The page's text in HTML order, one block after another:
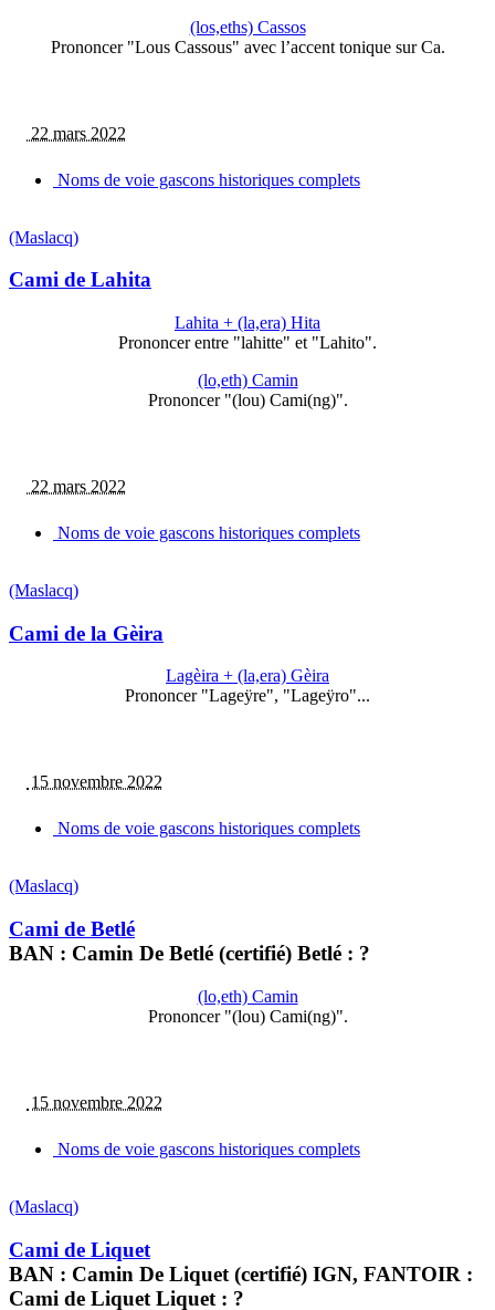
(los,eths) Cassos
Prononcer "Lous Cassous" avec l’accent tonique sur Ca.
22 mars 2022
Noms de voie gascons historiques complets
(Maslacq)
Cami de Lahita
Lahita + (la,era) Hita
Prononcer entre "lahitte" et "Lahito".
(lo,eth) Camin
Prononcer "(lou) Cami(ng)".
22 mars 2022
Noms de voie gascons historiques complets
(Maslacq)
Cami de la Gèira
Lagèira + (la,era) Gèira
Prononcer "Lageÿre", "Lageÿro"...
15 novembre 2022
Noms de voie gascons historiques complets
(Maslacq)
Cami de Betlé
BAN : Camin De Betlé (certifié) Betlé : ?
(lo,eth) Camin
Prononcer "(lou) Cami(ng)".
15 novembre 2022
Noms de voie gascons historiques complets
(Maslacq)
Cami de Liquet
BAN : Camin De Liquet (certifié) IGN, FANTOIR :
Cami de Liquet Liquet : ?